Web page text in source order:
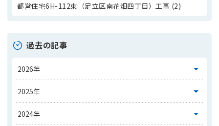
都営住宅6H-112東（足立区南花畑四丁目）工事 (2)
過去の記事